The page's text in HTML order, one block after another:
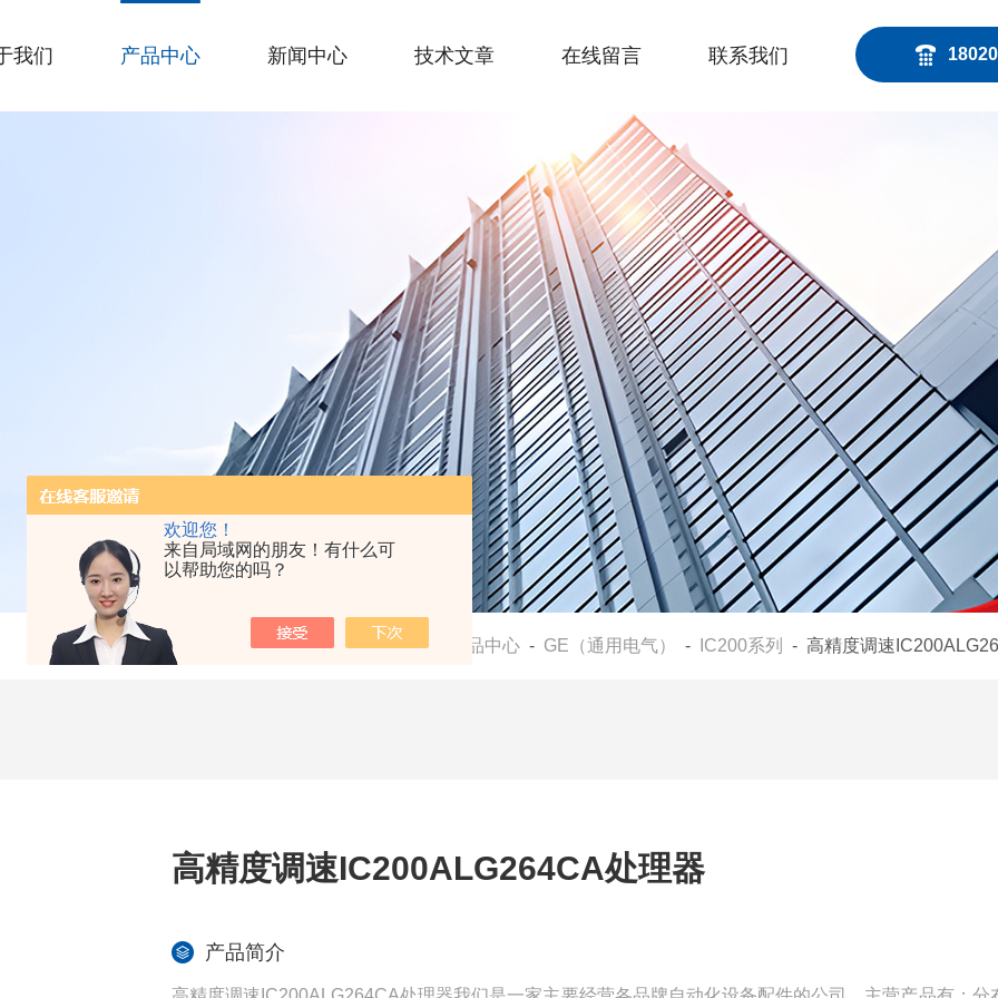
欢迎您！
来自局域网的朋友！有什么可
以帮助您的吗？
我们 产品中心 新闻中心 技术文章 在线留言 联系我们
当前位置：首页- 产品中心 - GE（通用电气） - IC200系列 - 高精度调速
高精度调速IC200ALG264CA处理器
产品简介